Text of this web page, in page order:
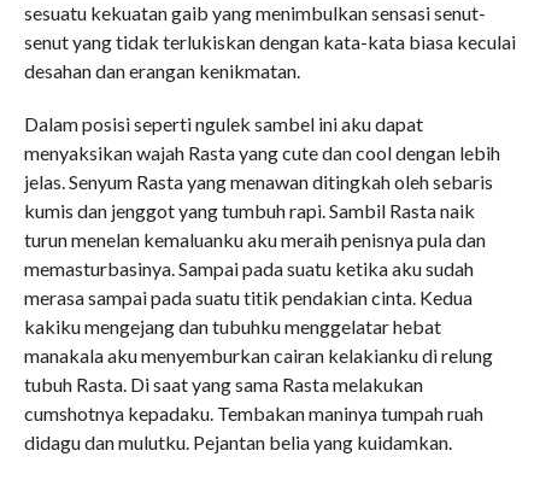
sesuatu kekuatan gaib yang menimbulkan sensasi senut-
senut yang tidak terlukiskan dengan kata-kata biasa keculai
desahan dan erangan kenikmatan.
Dalam posisi seperti ngulek sambel ini aku dapat
menyaksikan wajah Rasta yang cute dan cool dengan lebih
jelas. Senyum Rasta yang menawan ditingkah oleh sebaris
kumis dan jenggot yang tumbuh rapi. Sambil Rasta naik
turun menelan kemaluanku aku meraih penisnya pula dan
memasturbasinya. Sampai pada suatu ketika aku sudah
merasa sampai pada suatu titik pendakian cinta. Kedua
kakiku mengejang dan tubuhku menggelatar hebat
manakala aku menyemburkan cairan kelakianku di relung
tubuh Rasta. Di saat yang sama Rasta melakukan
cumshotnya kepadaku. Tembakan maninya tumpah ruah
didagu dan mulutku. Pejantan belia yang kuidamkan.